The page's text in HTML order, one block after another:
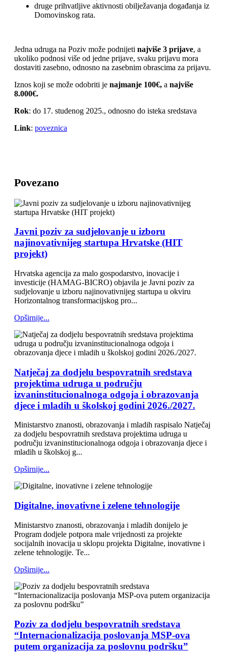
druge prihvatljive aktivnosti obilježavanja događanja iz
Domovinskog rata.
Jedna udruga na Poziv može podnijeti najviše 3 prijave, a
ukoliko podnosi više od jedne prijave, svaku prijavu mora
dostaviti zasebno, odnosno na zasebnim obrascima za prijavu.
Iznos koji se može odobriti je najmanje 100€, a najviše
8.000€.
Rok: do 17. studenog 2025., odnosno do isteka sredstava
Link: poveznica
Povezano
Javni poziv za sudjelovanje u izboru
najinovativnijeg startupa Hrvatske (HIT
projekt)
Hrvatska agencija za malo gospodarstvo, inovacije i
investicije (HAMAG-BICRO) objavila je Javni poziv za
sudjelovanje u izboru najinovativnijeg startupa u okviru
Horizontalnog transformacijskog pro...
Opširnije...
Natječaj za dodjelu bespovratnih sredstava
projektima udruga u području
izvaninstitucionalnoga odgoja i obrazovanja
djece i mladih u školskoj godini 2026./2027.
Ministarstvo znanosti, obrazovanja i mladih raspisalo Natječaj
za dodjelu bespovratnih sredstava projektima udruga u
području izvaninstitucionalnoga odgoja i obrazovanja djece i
mladih u školskoj g...
Opširnije...
Digitalne, inovativne i zelene tehnologije
Ministarstvo znanosti, obrazovanja i mladih donijelo je
Program dodjele potpora male vrijednosti za projekte
socijalnih inovacija u sklopu projekta Digitalne, inovativne i
zelene tehnologije. Te...
Opširnije...
Poziv za dodjelu bespovratnih sredstava
“Internacionalizacija poslovanja MSP-ova
putem organizacija za poslovnu podršku”